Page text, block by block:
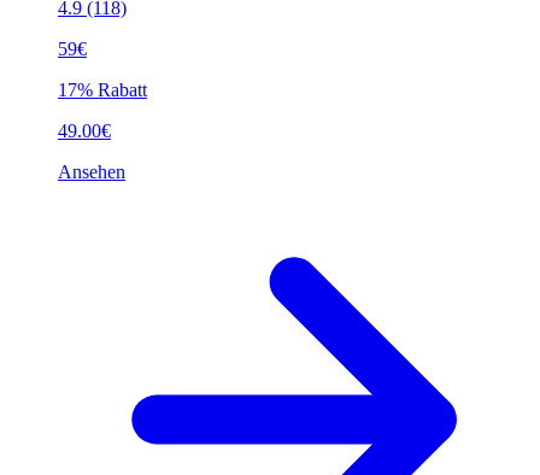
4.9 (118)
59€
17% Rabatt
49.00€
Ansehen